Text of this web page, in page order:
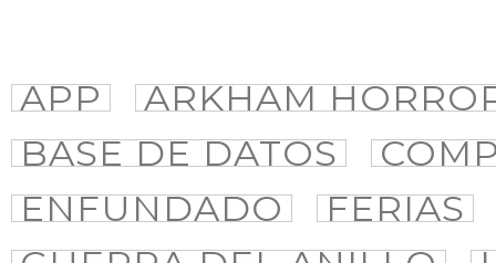
APP
ARKHAM
BASE DE DATOS
ENFUNDADO
FERIAS